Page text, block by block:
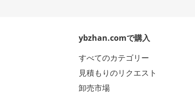
ybzhan.comで購入
すべてのカテゴリー
見積もりのリクエスト
卸売市場